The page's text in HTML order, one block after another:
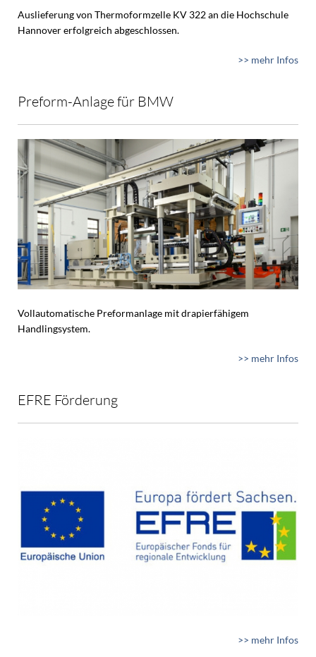
Auslieferung von Thermoformzelle KV 322 an die Hochschule
Hannover erfolgreich abgeschlossen.
>> mehr Infos
Preform-Anlage für BMW
Vollautomatische Preformanlage mit drapierfähigem
Handlingsystem.
>> mehr Infos
EFRE Förderung
>> mehr Infos